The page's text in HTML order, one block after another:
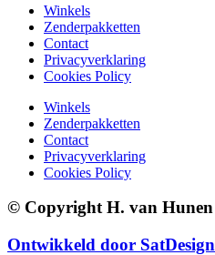
Winkels
Zenderpakketten
Contact
Privacyverklaring
Cookies Policy
Winkels
Zenderpakketten
Contact
Privacyverklaring
Cookies Policy
© Copyright H. van Hunen
Ontwikkeld door SatDesign